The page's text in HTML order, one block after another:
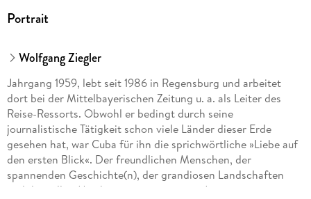
Portrait
Wolfgang Ziegler
Jahrgang 1959, lebt seit 1986 in Regensburg und arbeitet
dort bei der Mittelbayerischen Zeitung u. a. als Leiter des
Reise-Ressorts. Obwohl er bedingt durch seine
journalistische Tätigkeit schon viele Länder dieser Erde
gesehen hat, war Cuba für ihn die sprichwörtliche »Liebe auf
den ersten Blick«. Der freundlichen Menschen, der
spannenden Geschichte(n), der grandiosen Landschaften
und der tollen Musik wegen, wie er sagt. Am meisten